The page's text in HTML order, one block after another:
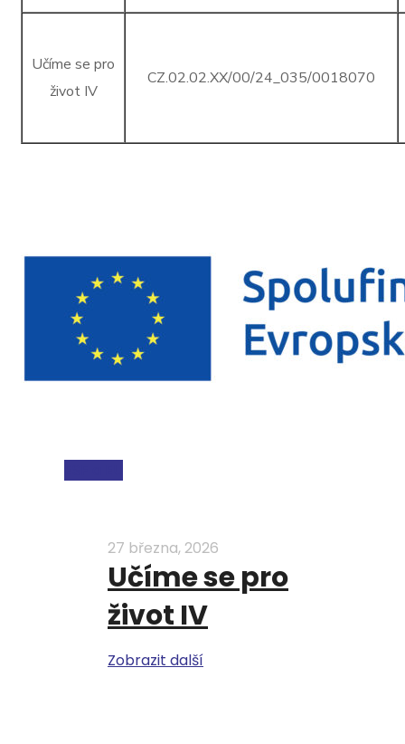
Učíme se pro
život IV
CZ.02.02.XX/00/24_035/0018070
27 března, 2026
Učíme se pro
život IV
Zobrazit další